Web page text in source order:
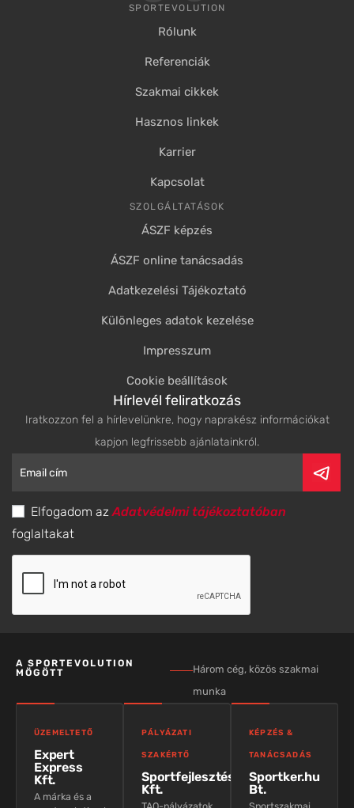
SPORTEVOLUTION
Rólunk
Referenciák
Szakmai cikkek
Hasznos linkek
Karrier
Kapcsolat
SZOLGÁLTATÁSOK
ÁSZF képzés
ÁSZF online tanácsadás
Adatkezelési Tájékoztató
Különleges adatok kezelése
Impresszum
Cookie beállítások
Hírlevél feliratkozás
Iratkozzon fel a hírlevelünkre, hogy naprakész információkat
kapjon legfrissebb ajánlatainkról.
Elfogadom azAdatvédelmi tájékoztatóban
foglaltakat
A SPORTEVOLUTION
MÖGÖTT
Három cég, közös szakmai
munka
ÜZEMELTETŐ
Expert
Express
Kft.
A márka és a
PÁLYÁZATI
SZAKÉRTŐ
Sportfejlesztés
Kft.
KÉPZÉS &
TANÁCSADÁS
Sportker.hu
Bt.